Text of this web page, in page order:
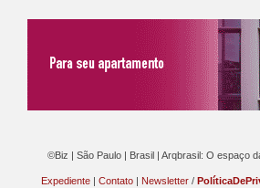
©Biz | São Paulo | Brasil | Arqbrasil: O espaço
Expediente | Contato | Newsletter /